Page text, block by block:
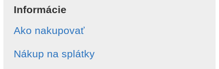
Informácie
Ako nakupovať
Nákup na splátky